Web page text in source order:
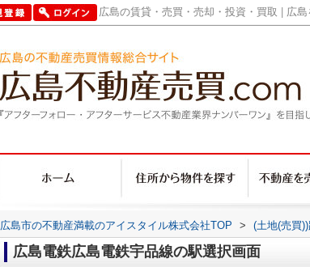
広島の賃貸・売買・売却・投資・買取 | 広
広島市の不動産満載のアイスタイル株式会社TOP > (土地(売買
広島電鉄広島電鉄宇品線の駅選択画面